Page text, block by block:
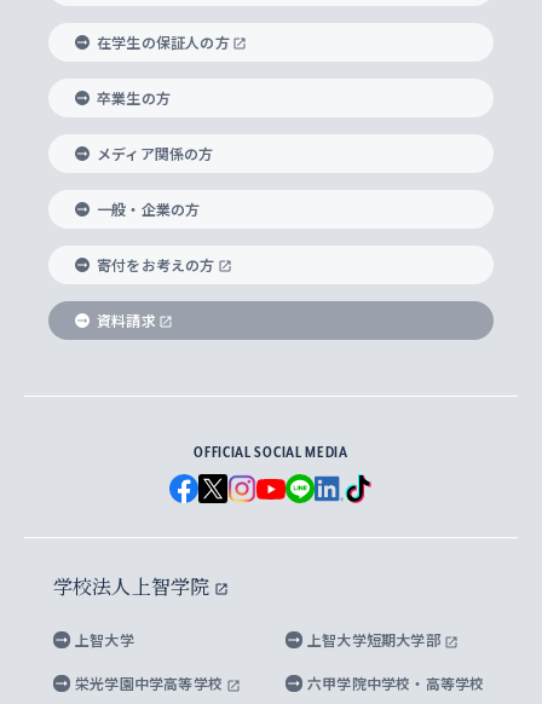
外国語学部
総合グローバル学部
国際教養学部
理工学部
Futures） – 持続可能な未来を考える６学科連携
思考と表現
データサイエンス
上智大学で学ぶ
海外で学ぶ
大学院
神学研究科
実践宗教学研究科
総合人間科学研究科
経済学研究科
グローバル・スタディーズ研究科
助産学専攻科
生涯学習
グローバル・コンサーン研究所
比較文化研究所
ヨーロッパ研究所
アジア文化研究所
アメリカ・カナダ研究所
メディア・ジャーナリズム研究所
水稀少社会研究センター
先進機械・構造材料イノベーションセンター
重点領域研究・自由課題研究
研究活動に関する法令・研究費の使用について
心身の健康相談
ハラスメント防止の取り組み
障がいのある学生への支援
キャリア形成サポート
キャリア形成支援プログラム
就職（内定先）・進路統計
企業の採用ご担当者様へのご案内
住まいのサポート
研究生・外国人特別研究生・国費留学生
交換留学生(海外大学から上智大学で学ぶ)
ノンディグリー生
Sophia Short-term Program受講生
学費・奨学金
学部入学前に出願する奨学金
国による高等教育の修学支援新制度
大学院生対象の奨学金
海外留学する際の費用と奨学金
上智大学の理念
上智大学の沿革
ソフィア・アーカイブズ
上智大学とカトリック
グローバルエンゲージメント
上智大学を訪れた世界の知性
国連Weeks・アフリカWeeks
ダイバーシティ＆サステナビリティへの取り組み
上智大学公式ソーシャルメディア
学校法人上智学院について
数字で見る上智大学
上智大学のネットワーク
父母・保証人とのネットワーク
学外とのネットワーク
上智大学の出版物
上智大学大学案内・大学院案内
英文広報誌 SOPHIA magazine
上智大学のビジュアル・アイデンティティ
上智大学ビジュアル・アイデンティティ
上智大学校歌 ・上智大学学生歌
上智大学への取材・キャンパスでの撮影について
上智大学の公開情報
上智大学の教育研究活動等の情報公表
キャンパス案内
在学生の保証人の方
卒業生の方
メディア関係の方
一般・企業の方
寄付をお考えの方
資料請求
OFFICIAL SOCIAL MEDIA
学校法人上智学院
上智大学 上智大学短期大学部
栄光学園中学高等学校 六甲学院中学校・高等学校